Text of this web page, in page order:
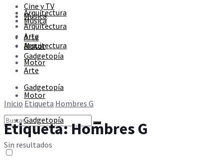
Arquitectura
Arte
Motor
Gadgetopía
Sin resultados
Música
Arquitectura
Arte
Motor
Gadgetopía
Sin resultados
Ver todos los resultados
Cine y TV
Música
Arquitectura
Arte
Motor
Gadgetopía
Inicio Etiqueta Hombres G
Etiqueta:Hombres G